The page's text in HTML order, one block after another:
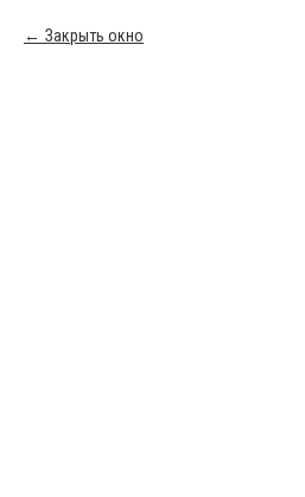
Закрыть окно